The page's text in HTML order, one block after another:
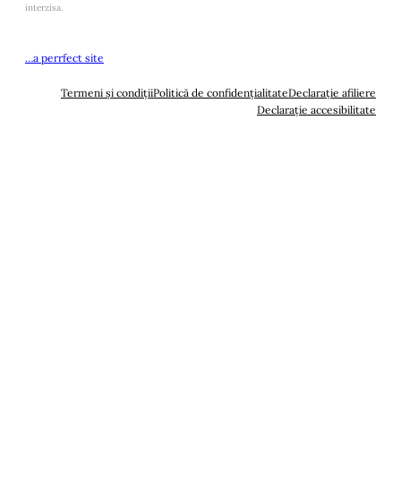
interzisa.
…a perrfect site
Termeni și condițiiPolitică de confidențialitateDeclarație afiliere
Declarație accesibilitate